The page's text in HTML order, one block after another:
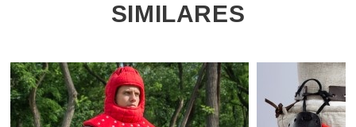
SIMILARES